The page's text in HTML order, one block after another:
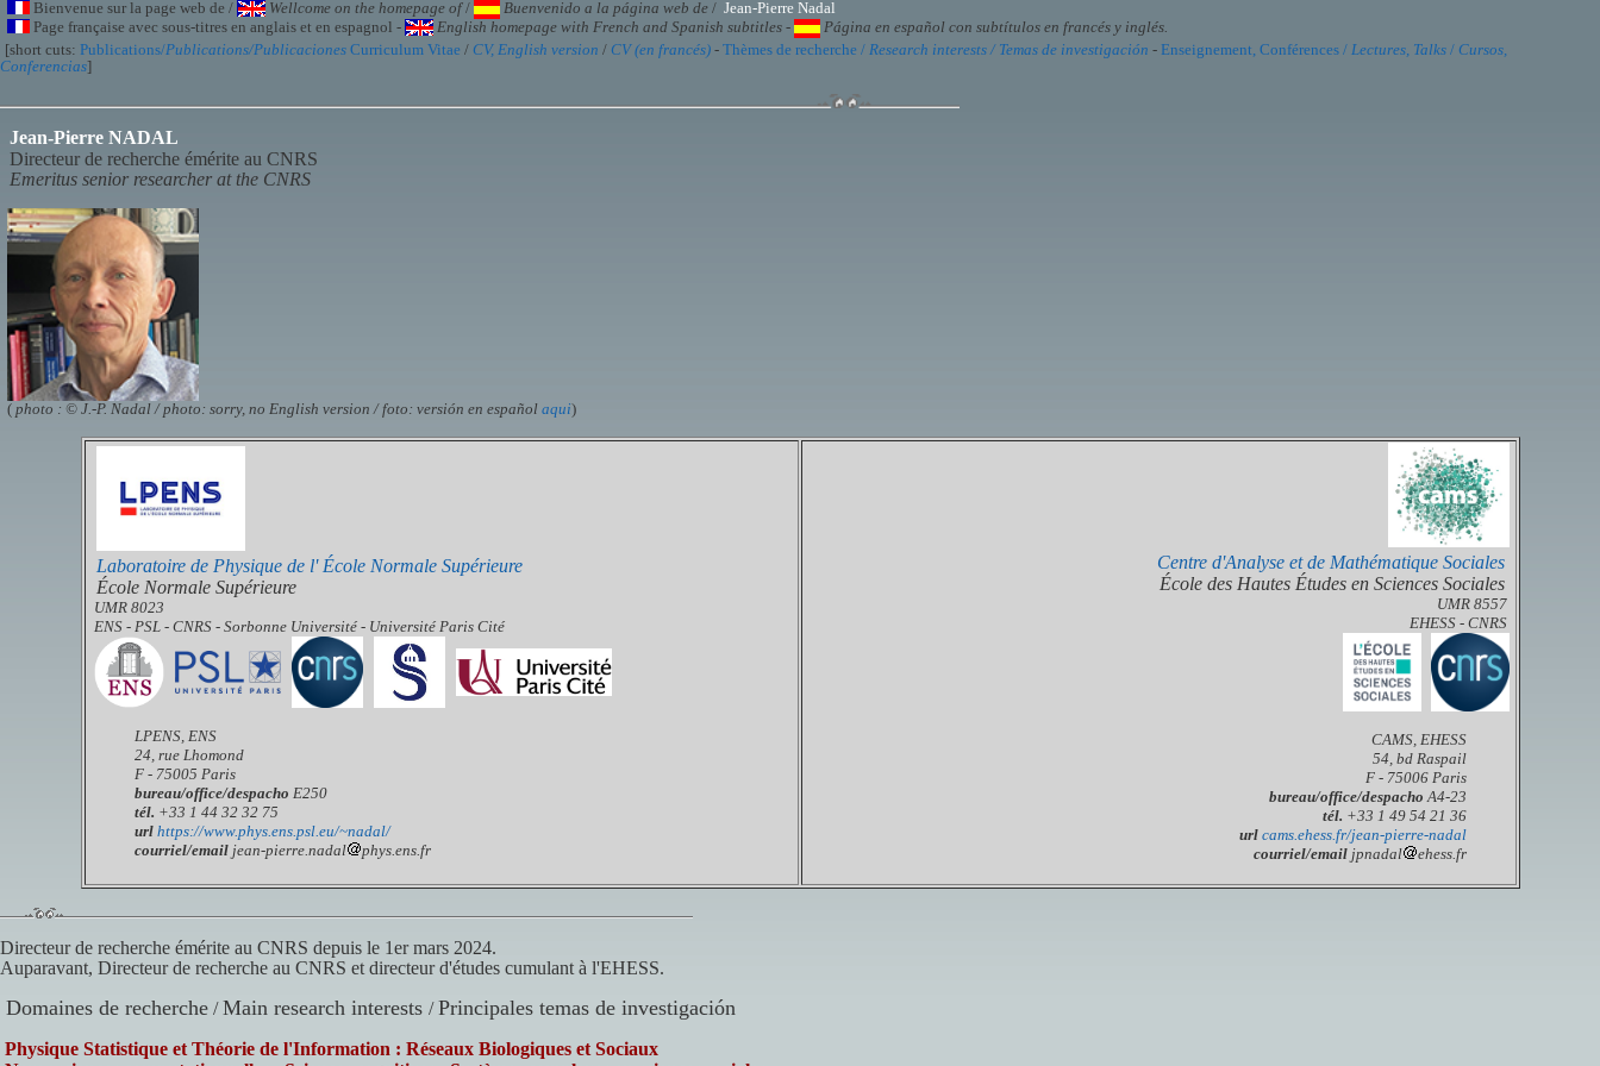
Bienvenue sur la page web de / Wellcome on the homepage of/ Buenvenido a la página web de / Jean-Pierre Nadal
Page française avec sous-titres en anglais et en espagnol -
English homepage with French and Spanish subtitles -
Página en español con subtítulos en francés y inglés.
[short cuts: Publications/Publications/Publicaciones Curriculum Vitae / CV, English version / CV (en francés) - Thèmes de recherche / Research interests / Temas de investigación - Enseignement, Conférences / Lectures, Talks / Cursos,
Conferencias]
Jean-Pierre NADAL
Directeur de recherche émérite au CNRS
Emeritus senior researcher at the CNRS
( photo : © J.-P. Nadal / photo: sorry, no English version / foto: versión en español aqui)
Laboratoire de Physique de l' École Normale Supérieure
École Normale Supérieure
UMR 8023
ENS - PSL - CNRS - Sorbonne Université - Université Paris Cité
LPENS, ENS
24, rue Lhomond
F - 75005 Paris
bureau/office/despacho E250
tél. +33 1 44 32 32 75
url https://www.phys.ens.psl.eu/~nadal/
courriel/emailjean-pierre.nadal phys.ens.fr
Centre d'Analyse et de Mathématique Sociales
École des Hautes Études en Sciences Sociales
UMR 8557
EHESS - CNRS
CAMS, EHESS
54, bd Raspail
F - 75006 Paris
bureau/office/despacho A4-23
tél. +33 1 49 54 21 36
url cams.ehess.fr/jean-pierre-nadal
courriel/emailjpnadal ehess.fr
Directeur de recherche émérite au CNRS depuis le 1er mars 2024.
Auparavant, Directeur de recherche au CNRS et directeur d'études cumulant à l'EHESS.
Domaines de recherche /Main research interests /Principales temas de investigación
Physique Statistique et Théorie de l'Information : Réseaux Biologiques et Sociaux